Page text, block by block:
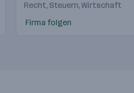
Recht, Steuern, Wirtschaft
Firma folgen